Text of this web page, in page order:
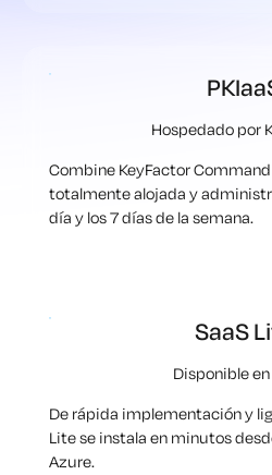
Hospedado por
Combine KeyFactor
totalmente alojada y
día y los 7 días de la semana.
SaaS
Disponible
De rápida implementación y
Lite se instala en minutos
Azure.